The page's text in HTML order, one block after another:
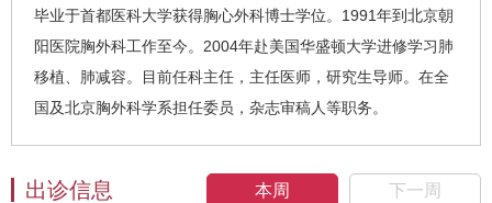
毕业于首都医科大学获得胸心外科博士学位。1991年到北京朝
阳医院胸外科工作至今。2004年赴美国华盛顿大学进修学习肺
移植、肺减容。目前任科主任，主任医师，研究生导师。在全
国及北京胸外科学系担任委员，杂志审稿人等职务。
本周 下一周
出诊信息